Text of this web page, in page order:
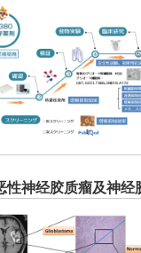
性神经胶质瘤及神经